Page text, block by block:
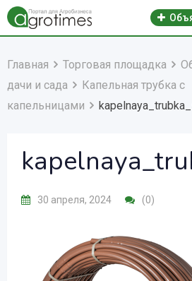
Главная Торговая площадка
дачи и сада
Капельная трубка с
капельницами
30 апреля, 2024 (0)